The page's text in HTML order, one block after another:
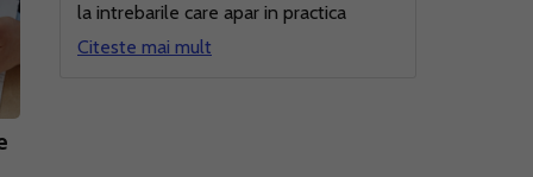
la intrebarile care apar in practica
Citeste mai mult